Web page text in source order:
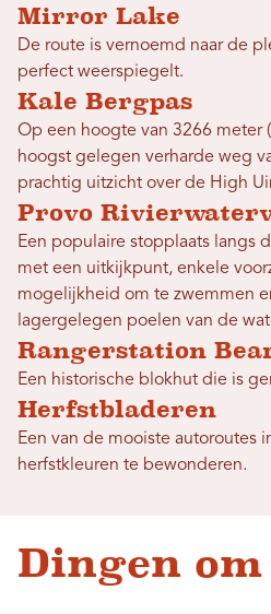
Mirror Lake
De route is vernoemd naar de
perfect weerspiegelt.
Kale Bergpas
Op een hoogte van 3266 meter
hoogst gelegen verharde weg
prachtig uitzicht over de High
Provo
Een populaire stopplaats langs
met een uitkijkpunt, enkele
mogelijkheid om te zwemmen
lagergelegen poelen van de
Rangerstation
Een historische blokhut die is
Herfstbladeren
Een van de mooiste autoroutes
herfstkleuren te bewonderen.
Dingen